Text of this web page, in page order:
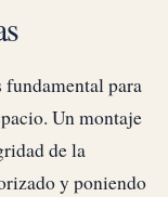
fundamental para
Un montaje
de la
y poniendo